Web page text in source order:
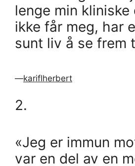
lenge min kliniske
ikke får meg, har
sunt liv å se frem
—kariflherbert
2.
«Jeg er immun
var en del av en